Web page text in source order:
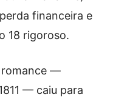
financeira e
18 rigoroso.
romance —
— caiu para